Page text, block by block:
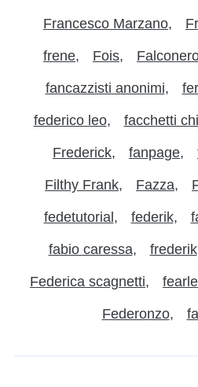
Francesco Marzano
frene Fois
fancazzisti anonimi
federico leo facchetti
Frederick fanpage
Filthy Frank Fazza
fedetutorial federik
fabio caressa frederik
Federica scagnetti
Federonzo